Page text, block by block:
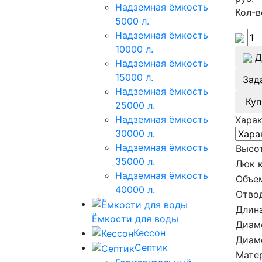
Надземная ёмкость
5000 л.
Надземная ёмкость
10000 л.
Надземная ёмкость
15000 л.
Надземная ёмкость
25000 л.
Надземная ёмкость
30000 л.
Надземная ёмкость
35000 л.
Надземная ёмкость
40000 л.
Ёмкости для воды
Кессон
Септик
Кол-
Люк